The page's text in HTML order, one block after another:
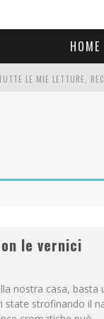
HOME
LE MIE LETTURE,
le vernici
nostra casa, basta
state strofinando il